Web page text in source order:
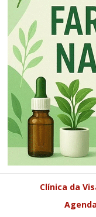
Clínica da